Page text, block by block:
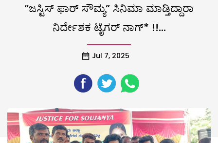
“ಜಸ್ಟಿಸ್ ಫಾರ್ ಸೌಮ್ಯ” ಸಿನಿಮಾ ಮಾಡ್ತಿದ್ದಾರಾ
ನಿರ್ದೇಶಕ ಟೈಗರ್ ನಾಗ್* !!…
Jul 7, 2025